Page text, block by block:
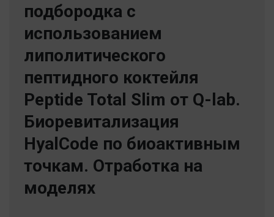
подбородка с
использованием
липолитического
пептидного коктейля
Peptide Total Slim от Q-lab.
Биоревитализация
HyalCode по биоактивным
точкам. Отработка на
моделях